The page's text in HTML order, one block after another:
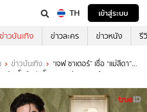
TH
เข้าสู่ระบบ
ข่าวบันเทิง ข่าวละคร ข่าวหนัง รี
ข่าวบันเทิง
“เจฟ ซาเตอร์” เชื่อ “แม่สีดา”
ร้างโชว์ระดับโลกบนเวทีมิสยูนิเวิร์ส 2025